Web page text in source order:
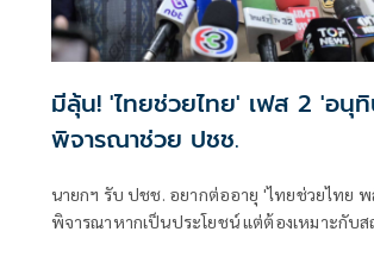
มีลุ้น! 'ไทยช่วยไทย' เฟส 2 'อนุ
พิจารณาช่วย ปชช.
นายกฯ รับ ปชช. อยากต่ออายุ 'ไทยช่วยไทย
พิจารณาหากเป็นประโยชน์ แต่ต้องเหมาะกับ